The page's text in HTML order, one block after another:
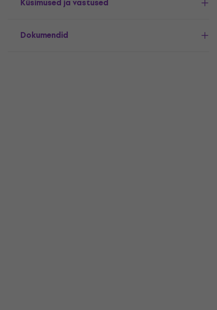
Küsimused ja vastused
Dokumendid